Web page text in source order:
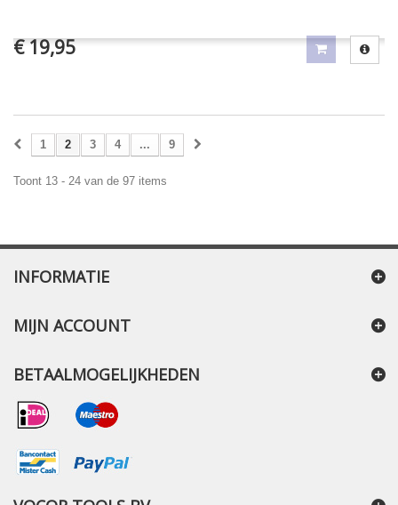
€ 19,95
1 2 3 4 ... 9
Toont 13 - 24 van de 97 items
INFORMATIE
MIJN ACCOUNT
BETAALMOGELIJKHEDEN